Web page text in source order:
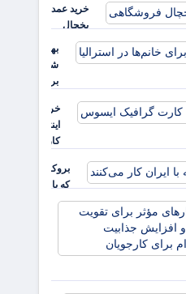
خرید عمده
یخچال
فروشگاهی
بهترین
شغل
برای
در
استرالیا
خرید
اینترنتی
کارت
ایسوس
بروکرهایی‌
که با ایران
کار می‌کنند